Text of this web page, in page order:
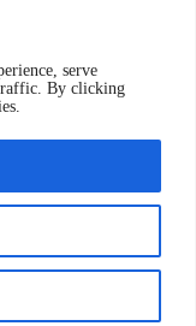
serve
traffic. By clicking
2026 -
By: